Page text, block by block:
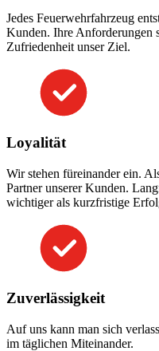
Jedes Feuerwehrfahrzeug
Kunden. Ihre Anforderungen
Zufriedenheit unser Ziel.
Loyalität
Wir stehen füreinander ein.
Partner unserer Kunden.
wichtiger als kurzfristige
Zuverlässigkeit
Auf uns kann man sich
im täglichen Miteinander.